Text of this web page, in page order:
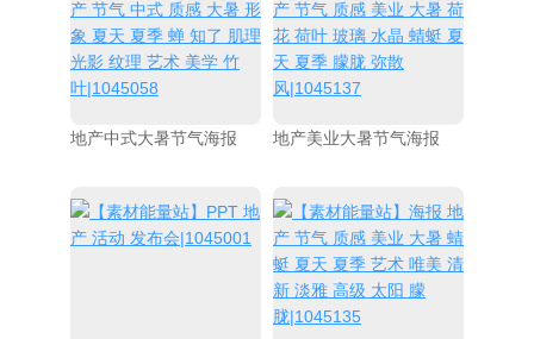
地产中式大暑节气海报 地产美业大暑节气海报